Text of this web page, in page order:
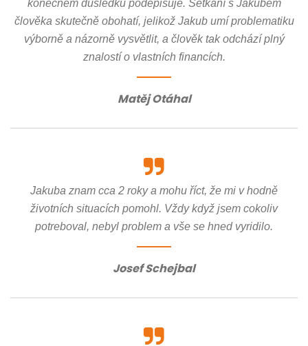
konečném důsledku podepisuje. Setkání s Jakubem
člověka skutečně obohatí, jelikož Jakub umí problematiku
výborně a názorně vysvětlit, a člověk tak odchází plný
znalostí o vlastních financích.
Matěj Otáhal
Jakuba znam cca 2 roky a mohu říct, že mi v hodně
životních situacích pomohl. Vždy když jsem cokoliv
potreboval, nebyl problem a vše se hned vyridilo.
Josef Schejbal